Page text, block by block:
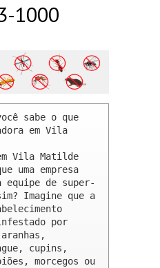
1000
sabe o que
em Vila
Vila Matilde
uma empresa
equipe de super-
Imagine que a
por
cupins,
morcegos ou